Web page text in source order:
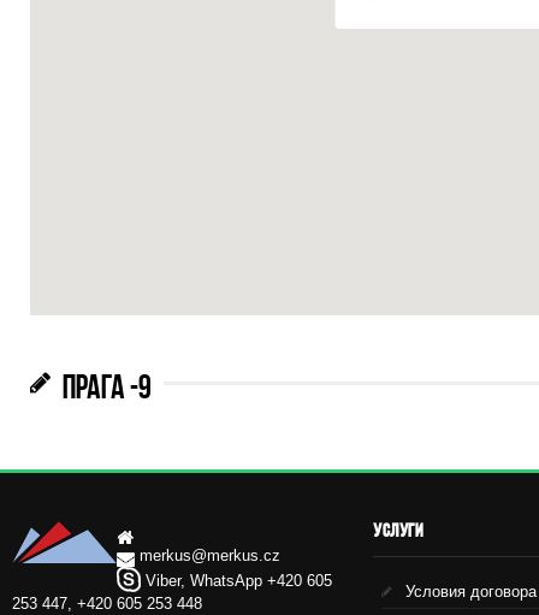
ПРАГА -9
merkus@merkus.cz
Viber, WhatsApp +420 605
253 447, +420 605 253 448
УСЛУГИ
Условия